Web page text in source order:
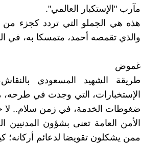
مآرب "الإستكبار العالمي".
هذه هي الجملو التي تردد كجزء من
والذي تقمصه أحمد، متمسكا به، في
غموض
طريقة الشهيد المسعودي
الإستخبارات، التي وجدت في
ضغوطات الخدمة، في زمن سلام.. لا
الأمن العامة تعنى بشؤون
ممن يشكلون تقويضا لدعائم